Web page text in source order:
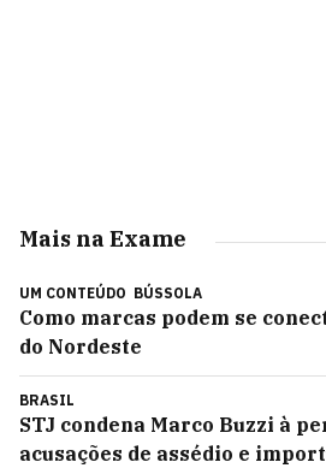
Mais na Exame
UM CONTEÚDO BÚSSOLA
Como marcas podem se
do Nordeste
BRASIL
STJ condena Marco Buzzi à
acusações de assédio e